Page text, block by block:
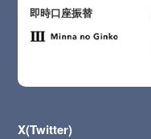
即時口座振替
X(Twitter)